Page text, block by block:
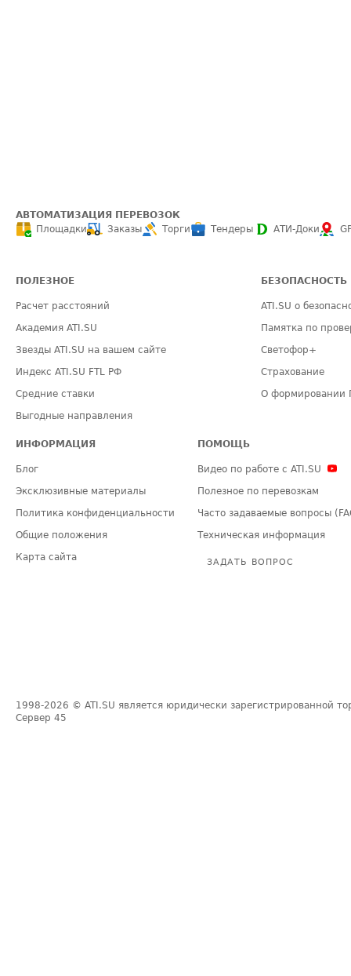
АВТОМАТИЗАЦИЯ ПЕРЕВОЗОК
Площадки
Заказы Торги Тендеры АТИ-Доки
ПОЛЕЗНОЕ
Расчет расстояний
Академия ATI.SU
Звезды ATI.SU на вашем сайте
Индекс ATI.SU FTL РФ
Средние ставки
Выгодные направления
БЕЗОПАСНОСТЬ
ATI.SU о
Памятка по
Светофор+
Страхование
О формировании
ИНФОРМАЦИЯ
Блог
Эксклюзивные материалы
Политика конфиденциальности
Общие положения
Карта сайта
ПОМОЩЬ
Видео по работе с ATI.SU
Полезное по перевозкам
Часто задаваемые вопросы
Техническая информация
ЗАДАТЬ ВОПРОС
1998-2026 © ATI.SU является юридически зарегистрированной
Сервер 45